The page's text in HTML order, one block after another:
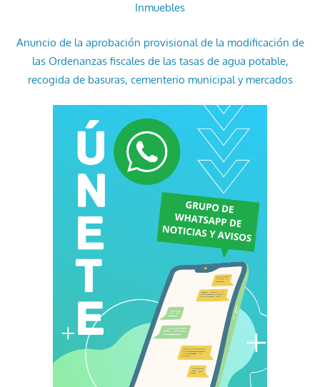
Inmuebles
Anuncio de la aprobación provisional de la modificación de
las Ordenanzas fiscales de las tasas de agua potable,
recogida de basuras, cementerio municipal y mercados